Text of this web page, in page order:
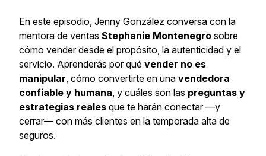
En este episodio, Jenny González conversa con la
mentora de ventas Stephanie Montenegro sobre
cómo vender desde el propósito, la autenticidad y el
servicio. Aprenderás por qué vender no es
manipular, cómo convertirte en una vendedora
confiable y humana, y cuáles son las preguntas y
estrategias reales que te harán conectar —y
cerrar— con más clientes en la temporada alta de
seguros.